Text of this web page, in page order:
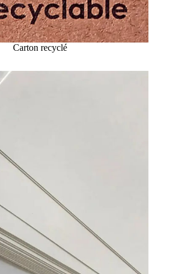
Carton recyclé